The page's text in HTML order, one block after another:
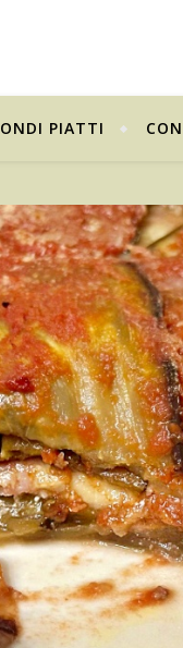
PIATTI